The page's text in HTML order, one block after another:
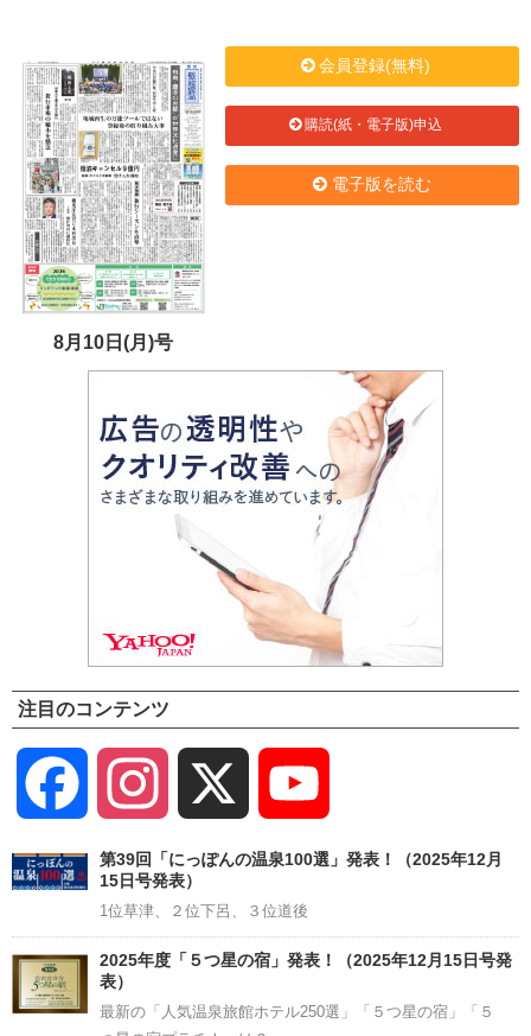
8月10日(月)号
会員登録(無料)
購読(紙・電子版)申込
電子版を読む
注目のコンテンツ
Facebook Instagram
Channel
第39回「にっぽんの温泉100選」発表！（2025年12月
15日号発表）
1位草津、２位下呂、３位道後
2025年度「５つ星の宿」発表！（2025年12月15日号発
表）
最新の「人気温泉旅館ホテル250選」「５つ星の宿」「５